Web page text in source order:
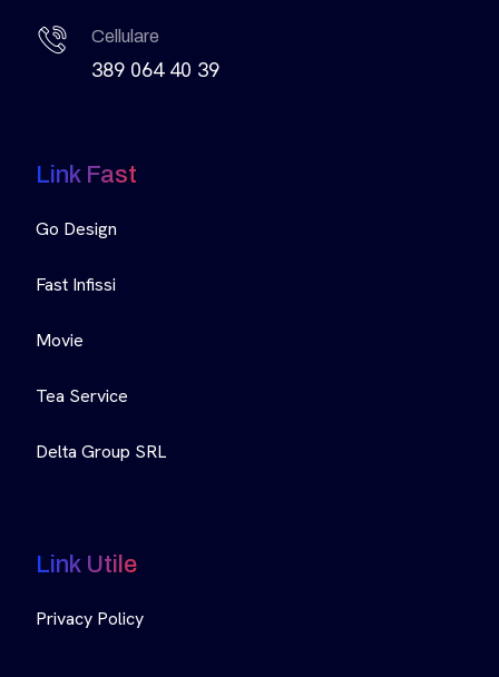
Cellulare
389 064 40 39
Link Fast
Go Design
Fast Infissi
Movie
Tea Service
Delta Group SRL
Link Utile
Privacy Policy